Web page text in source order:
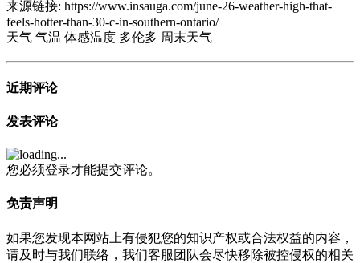
来源链接: https://www.insauga.com/june-26-weather-high-that-
feels-hotter-than-30-c-in-southern-ontario/
天气 气温 体感温度 多伦多 周末天气
近期评论
发表评论
您必须登录才能提交评论。
免责声明
如果您发现本网站上有侵犯您的知识产权或合法权益的内容，
请及时与我们联络，我们客服团队会尽快移除被控侵权的相关